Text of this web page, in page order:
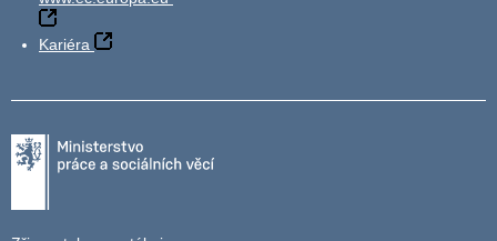
Kariéra